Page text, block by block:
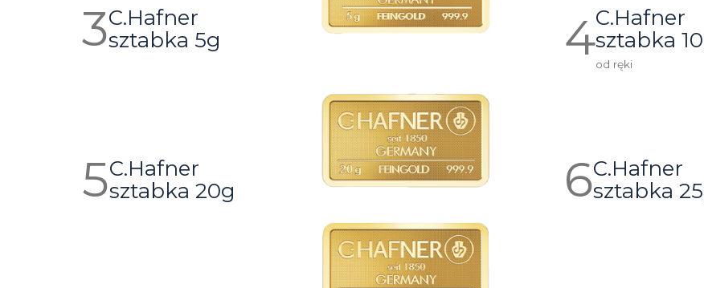
C.Hafner
sztabka 5g
C.Hafner
sztabka
od ręki
C.Hafner
sztabka 20g
C.Hafner
sztabka